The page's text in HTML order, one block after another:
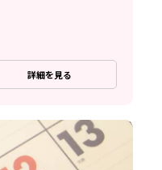
詳細を見る